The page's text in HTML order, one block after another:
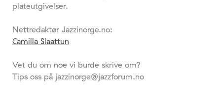
plateutgivelser.
Nettredaktør Jazzinorge.no:
Camilla Slaattun
Vet du om noe vi burde skrive om?
Tips oss på jazzinorge@jazzforum.no